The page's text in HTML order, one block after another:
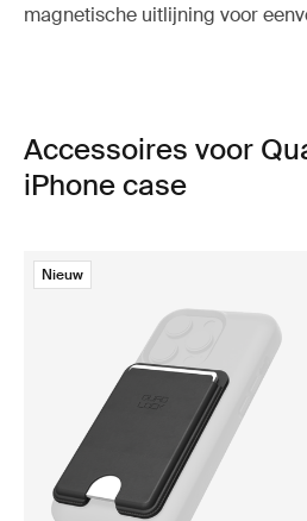
magnetische uitlijning voor
Accessoires voor
iPhone case
Nieuw